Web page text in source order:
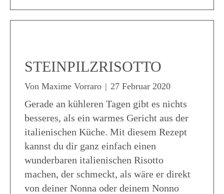
STEINPILZRISOTTO
Von Maxime Vorraro | 27 Februar 2020
Gerade an kühleren Tagen gibt es nichts
besseres, als ein warmes Gericht aus der
italienischen Küche. Mit diesem Rezept
kannst du dir ganz einfach einen
wunderbaren italienischen Risotto
machen, der schmeckt, als wäre er direkt
von deiner Nonna oder deinem Nonno